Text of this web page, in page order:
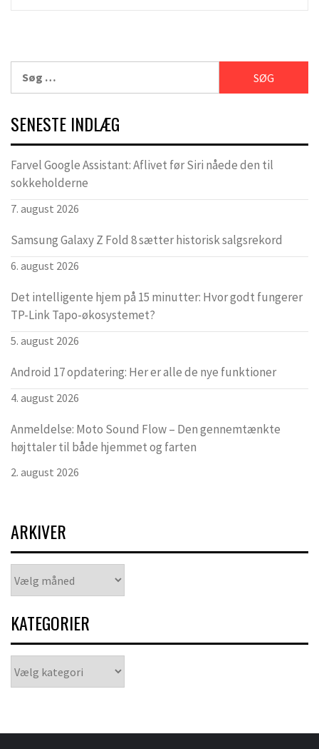
efter:
SENESTE INDLÆG
Farvel Google Assistant: Aflivet før Siri nåede den til
sokkeholderne
7. august 2026
Samsung Galaxy Z Fold 8 sætter historisk salgsrekord
6. august 2026
Det intelligente hjem på 15 minutter: Hvor godt fungerer
TP-Link Tapo-økosystemet?
5. august 2026
Android 17 opdatering: Her er alle de nye funktioner
4. august 2026
Anmeldelse: Moto Sound Flow – Den gennemtænkte
højttaler til både hjemmet og farten
2. august 2026
ARKIVER
KATEGORIER